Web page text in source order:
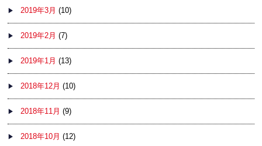
2019年3月 (10)
2019年2月 (7)
2019年1月 (13)
2018年12月 (10)
2018年11月 (9)
2018年10月 (12)